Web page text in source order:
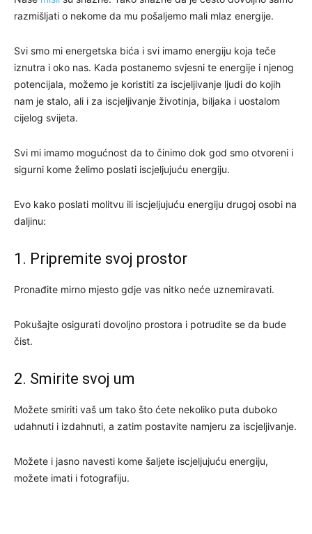
razmišljati o nekome da mu pošaljemo mali mlaz energije.
Svi smo mi energetska bića i svi imamo energiju koja teče
iznutra i oko nas. Kada postanemo svjesni te energije i njenog
potencijala, možemo je koristiti za iscjeljivanje ljudi do kojih
nam je stalo, ali i za iscjeljivanje životinja, biljaka i uostalom
cijelog svijeta.
Svi mi imamo mogućnost da to činimo dok god smo otvoreni i
sigurni kome želimo poslati iscjeljujuću energiju.
Evo kako poslati molitvu ili iscjeljujuću energiju drugoj osobi na
daljinu:
1. Pripremite svoj prostor
Pronađite mirno mjesto gdje vas nitko neće uznemiravati.
Pokušajte osigurati dovoljno prostora i potrudite se da bude
čist.
2. Smirite svoj um
Možete smiriti vaš um tako što ćete nekoliko puta duboko
udahnuti i izdahnuti, a zatim postavite namjeru za iscjeljivanje.
Možete i jasno navesti kome šaljete iscjeljujuću energiju,
možete imati i fotografiju.